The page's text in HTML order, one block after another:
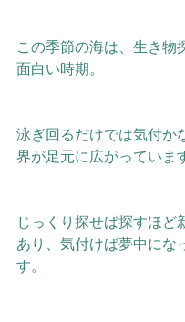
この季節の海は、生き物
面白い時期。
泳ぎ回るだけでは気付か
界が足元に広がっていま
じっくり探せば探すほど
あり、気付けば夢中にな
す。